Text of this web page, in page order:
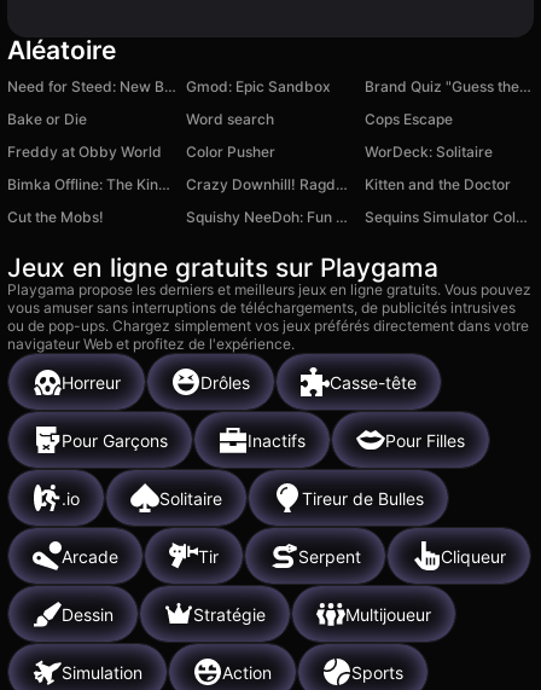
Aléatoire
Need for Steed: New Beginning Gmod: Epic Sandbox
Brand Quiz "Guess the Logo"
Bake or Die
Word search
Cops Escape
Freddy at Obby World
Color Pusher
WorDeck: Solitaire
Bimka Offline: The King of Destruction cars
Crazy Downhill! Ragdoll Fall Down!
Kitten and the Doctor
Cut the Mobs!
Squishy NeeDoh: Fun Unboxing Sequins Simulator Colors by Numbers
Jeux en ligne gratuits sur Playgama
Playgama propose les derniers et meilleurs jeux en ligne gratuits. Vous pouvez
vous amuser sans interruptions de téléchargements, de publicités intrusives
ou de pop-ups. Chargez simplement vos jeux préférés directement dans votre
navigateur Web et profitez de l'expérience.
Horreur Drôles Casse-tête
Pour Garçons Inactifs Pour Filles
.io Solitaire Tireur de Bulles
Arcade Tir Serpent Cliqueur
Dessin Stratégie Multijoueur
Simulation Action Sports